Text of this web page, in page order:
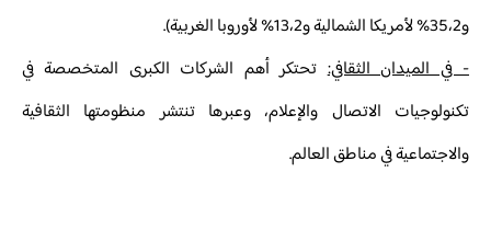
و35،2% لأمريكا الشمالية و13،2% لأوروبا الغربية).
- في الميدان الثقافي:تحتكر أهم الشركات الكبرى المتخصصة في
تكنولوجيات الاتصال والإعلام، وعبرها تنتشر منظومتها الثقافية
والاجتماعية في مناطق العالم.